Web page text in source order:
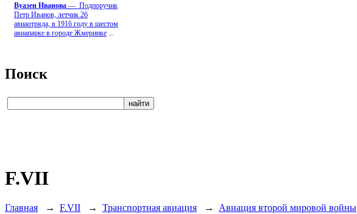
Вуазен Иванова — Подпоручик
Петр Иванов, летчик 26
авиаотряда, в 1916 году в шестом
авиапарке в городе Жмеринке
Поиск
F.VII
Главная → F.VII → Транспортная авиация → Авиация второй мировой войны